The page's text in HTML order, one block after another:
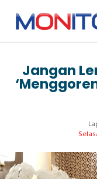
HUKUM
Jangan